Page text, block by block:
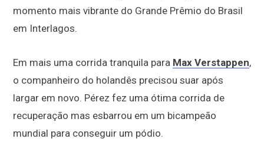
momento mais vibrante do Grande Prêmio do Brasil
em Interlagos.
Em mais uma corrida tranquila para Max Verstappen,
o companheiro do holandês precisou suar após
largar em novo. Pérez fez uma ótima corrida de
recuperação mas esbarrou em um bicampeão
mundial para conseguir um pódio.